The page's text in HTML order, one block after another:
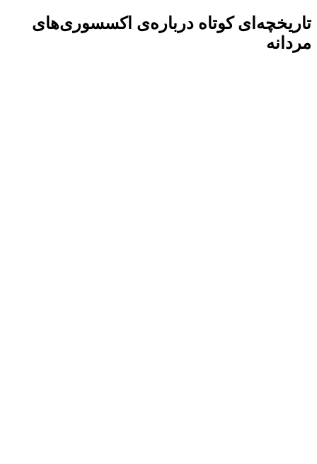
تاریخچه‌ای کوتاه درباره‌ی اکسسوری‌های
مردانه